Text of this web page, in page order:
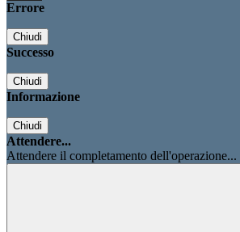
Errore
Chiudi
Successo
Chiudi
Informazione
Chiudi
Attendere...
Attendere il completamento dell'operazione...